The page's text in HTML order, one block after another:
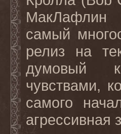
МакЛафлин
самый
релиз на
думовый
чувствами,
самого
агрессивная